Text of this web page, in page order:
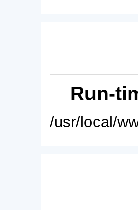
Run-
/usr/local/